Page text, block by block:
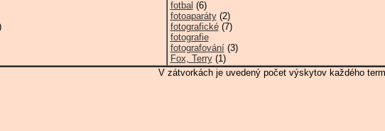
fotbal (6)
fotoaparáty(2)
fotografické(7)
fotografie
fotografování(3)
Fox, Terry(1)
V zátvorkách je uvedený počet výskytov každého